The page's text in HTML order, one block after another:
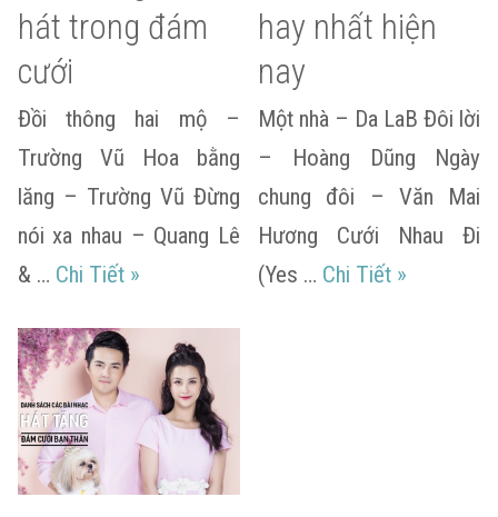
hát trong đám
cưới
Đồi thông hai mộ –
Trường Vũ Hoa bằng
lăng – Trường Vũ Đừng
nói xa nhau – Quang Lê
& … Chi Tiết Danh sách các bài không nên hát trong
»
hay nhất hiện
nay
Một nhà – Da LaB Đôi lời
– Hoàng Dũng Ngày
chung đôi – Văn Mai
Hương Cưới Nhau Đi
(Yes … Chi Tiết Danh sách
»